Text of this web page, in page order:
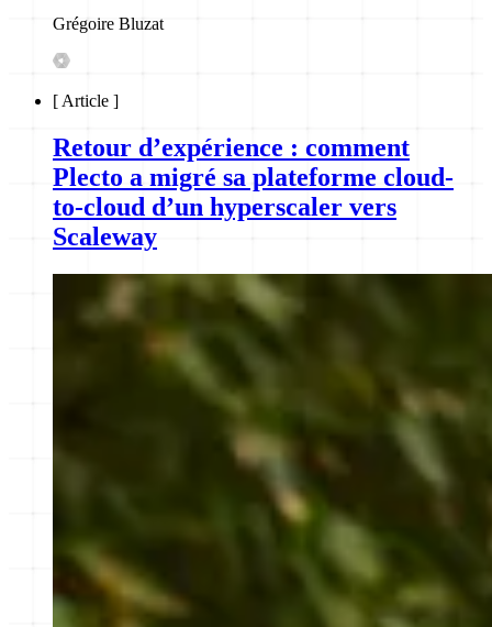
Grégoire Bluzat
[ Article ]
Retour d’expérience : comment
Plecto a migré sa plateforme cloud-
to-cloud d’un hyperscaler vers
Scaleway